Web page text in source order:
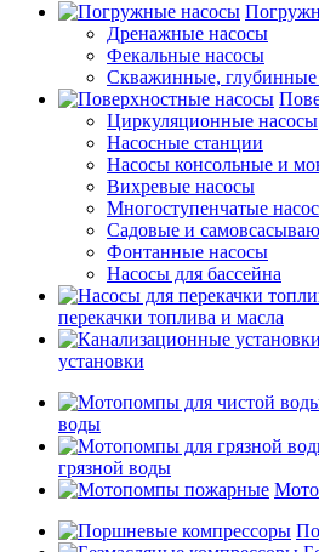
Дренажные насосы
Фекальные насосы
Скважинные, глубинные
Циркуляционные насосы
Насосные станции
Насосы консольные и
Вихревые насосы
Многоступенчатые
Садовые и
Фонтанные насосы
Насосы для бассейна
перекачки топлива и масла
установки
воды
грязной воды